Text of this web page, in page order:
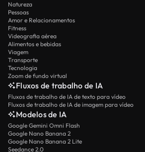
Natureza
Pessoas
Amor e Relacionamentos
Fitness
Videografia aérea
Alimentos e bebidas
Viagem
Transporte
Tecnologia
Zoom de fundo virtual
Fluxos de trabalho de IA
Fluxos de trabalho de IA de texto para vídeo
Fluxos de trabalho de IA de imagem para vídeo
Modelos de IA
Google Gemini Omni Flash
Google Nano Banana 2
Google Nano Banana 2 Lite
Seedance 2.0